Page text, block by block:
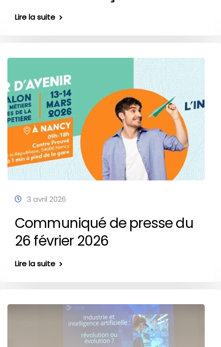
Lire la suite
3 avril 2026
Communiqué de presse du
26 février 2026
Lire la suite